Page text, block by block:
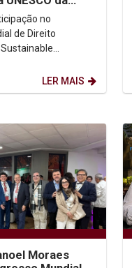
de
no
de Direito
realizado emLER MAIS
Moraes